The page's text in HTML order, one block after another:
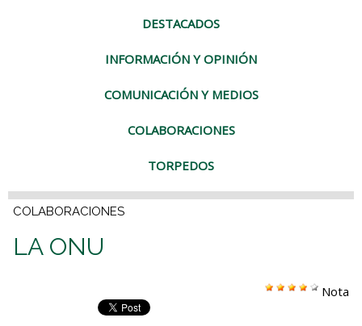
DESTACADOS
INFORMACIÓN Y OPINIÓN
COMUNICACIÓN Y MEDIOS
COLABORACIONES
TORPEDOS
COLABORACIONES
LA ONU
Nota